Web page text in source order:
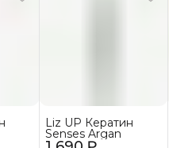
Liz UP Кератин
Senses Argan